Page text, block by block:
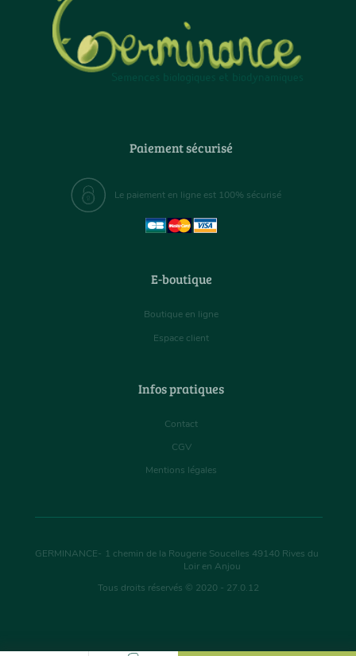
Paiement sécurisé
Le paiement en ligne est 100% sécurisé
E-boutique
Boutique en ligne
Espace client
Infos pratiques
Contact
CGV
Mentions légales
GERMINANCE- 1 chemin de la Rougerie Soucelles 49140 Rives du
Loir en Anjou
Tous droits réservés © 2020 - 27.0.12